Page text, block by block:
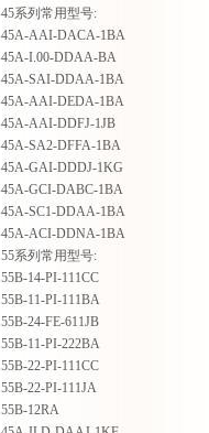
45系列常用型号:
45A-AAI-DACA-1BA
45A-I.00-DDAA-BA
45A-SAI-DDAA-1BA
45A-AAI-DEDA-1BA
45A-AAI-DDFJ-1JB
45A-SA2-DFFA-1BA
45A-GAI-DDDJ-1KG
45A-GCI-DABC-1BA
45A-SC1-DDAA-1BA
45A-ACI-DDNA-1BA
55系列常用型号:
55B-14-PI-111CC
55B-11-PI-111BA
55B-24-FE-611JB
55B-11-PI-222BA
55B-22-PI-111CC
55B-22-PI-111JA
55B-12RA